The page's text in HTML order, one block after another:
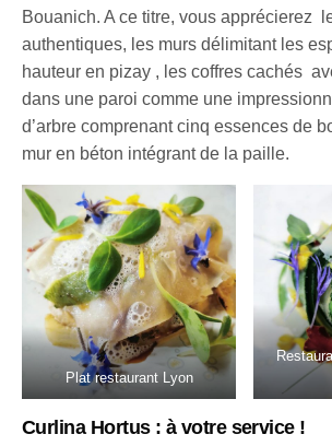
Bouanich. A ce titre, vous apprécierez
authentiques, les murs délimitant les
hauteur en pizay , les coffres cachés
dans une paroi comme une
d’arbre comprenant cinq essences de
mur en béton intégrant de la paille.
Plat restaurant Lyon
Curlina Hortus : à votre service !